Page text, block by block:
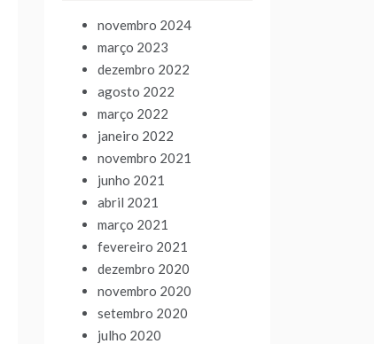
novembro 2024
março 2023
dezembro 2022
agosto 2022
março 2022
janeiro 2022
novembro 2021
junho 2021
abril 2021
março 2021
fevereiro 2021
dezembro 2020
novembro 2020
setembro 2020
julho 2020